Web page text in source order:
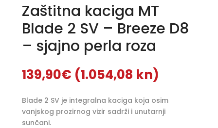
Zaštitna kaciga MT
Blade 2 SV – Breeze D8
– sjajno perla roza
139,90€ (1.054,08 kn)
Blade 2 SV je integralna kaciga koja osim
vanjskog prozirnog vizir sadrži i unutarnji
sunčani.